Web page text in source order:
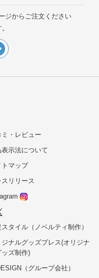
ジからご注文ください
ミ・レビュー
表示法について
トマップ
スリリース
タイル（ノベルティ制作）
ジナルグッズプレス(オリジナ
ッズ制作)
（グループ会社）